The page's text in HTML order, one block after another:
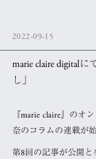
2022-09-15
marie claire digital
し」
『marie claire』のオ
奈のコラムの連載が
第8回の記事が公開と